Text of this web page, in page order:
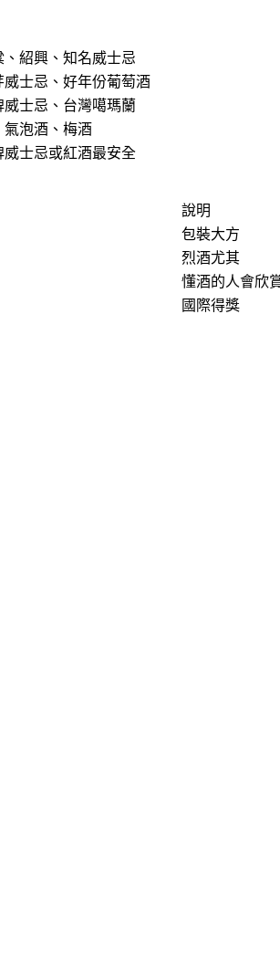
、紹興、知名威士忌
威士忌、好年份葡萄酒
威士忌、台灣噶瑪蘭
氣泡酒、梅酒
威士忌或紅酒最安全
說明
包裝大方
烈酒尤其
懂酒的人會欣
國際得獎